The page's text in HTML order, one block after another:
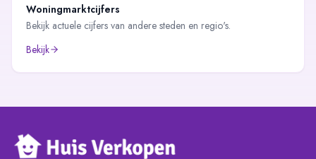
Woningmarktcijfers
Bekijk actuele cijfers van andere steden en regio's.
Bekijk